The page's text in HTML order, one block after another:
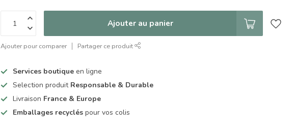
Ajouter au panier
Ajouter pour comparer Partager ce produit
Services boutique en ligne
Selection produit Responsable & Durable
Livraison France & Europe
Emballages recyclés pour vos colis